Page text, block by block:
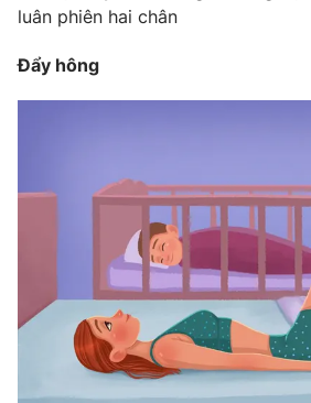
luân phiên hai chân
Đẩy hông